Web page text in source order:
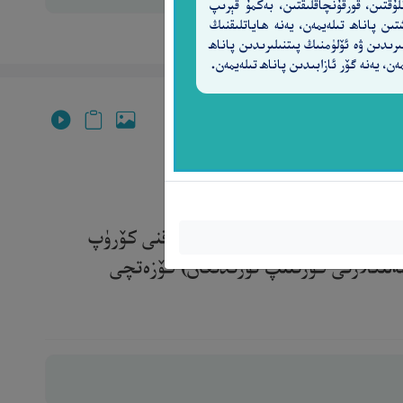
قورقۇنچاقلىقتىن، بەكمۇ قېرىپ
پاناھ تىلەيمەن، يەنە ھاياتلىقنىڭ
ۋە ئۆلۈمنىڭ پىتنىلىرىدىن پاناھ
يەنە گۆر ئازابىدىن پاناھ تىلەيمەن.
١٠٤
دەلىللەر كەلدى، كىمكى ھەقنى كۆرۈپ
كۆزىتىپ تۇرىدىغان) كۆزەتچى